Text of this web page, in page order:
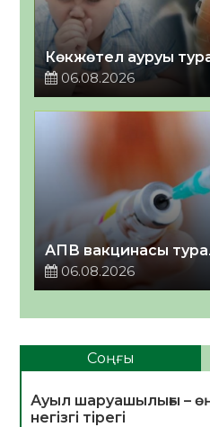
Көкжөтел ауруы
06.08.2026
АПВ вакцинасы
06.08.2026
Соңғы
Ауыл шаруашылығы –
негізгі тірегі